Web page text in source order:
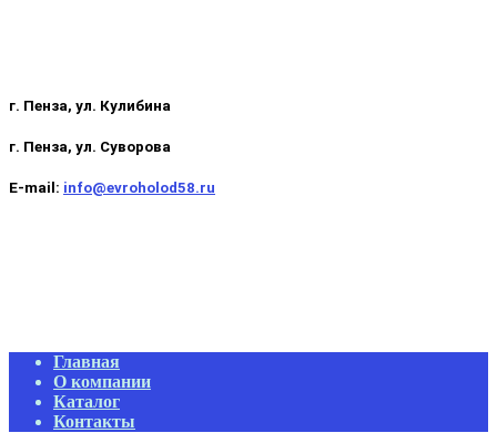
г. Пенза, ул. Кулибина
г. Пенза, ул. Суворова
E-mail: info@evroholod58.ru
Primary
Navigation
Menu
Главная
О компании
Каталог
Контакты